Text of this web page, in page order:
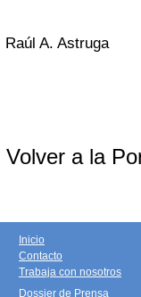
Raúl A. Astruga
Volver a la
Inicio
Contacto
Trabaja con nosotros
Dossier de Prensa